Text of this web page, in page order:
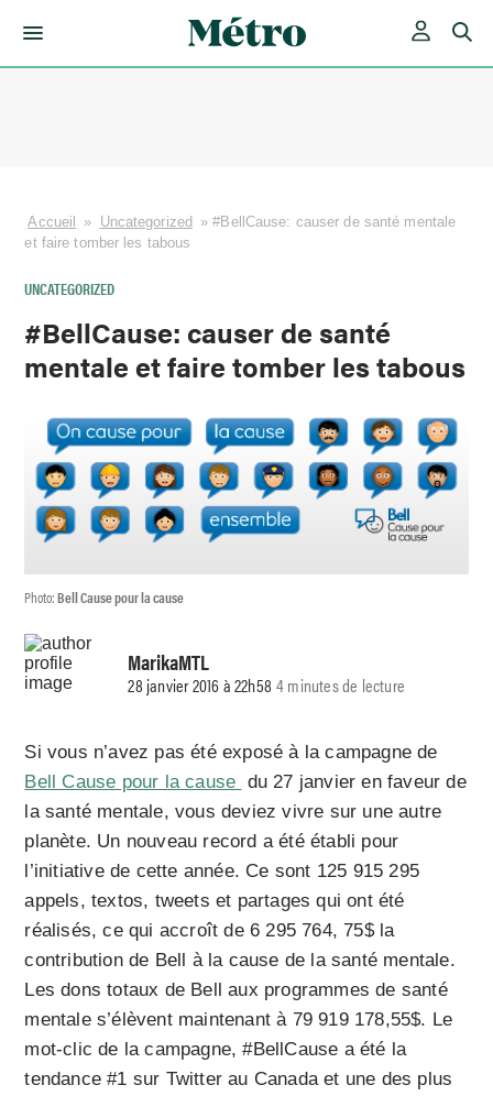
Accueil » Uncategorized »#BellCause: causer de santé mentale
et faire tomber les tabous
UNCATEGORIZED
#BellCause: causer de santé
mentale et faire tomber les tabous
Photo:Bell Cause pour la cause
MarikaMTL
28 janvier 2016 à 22h58 4 minutes de lecture
Si vous n’avez pas été exposé à la campagne de
Bell Cause pour la cause du 27 janvier en faveur de
la santé mentale, vous deviez vivre sur une autre
planète. Un nouveau record a été établi pour
l’initiative de cette année. Ce sont 125 915 295
appels, textos, tweets et partages qui ont été
réalisés, ce qui accroît de 6 295 764, 75$ la
contribution de Bell à la cause de la santé mentale.
Les dons totaux de Bell aux programmes de santé
mentale s’élèvent maintenant à 79 919 178,55$. Le
mot-clic de la campagne, #BellCause a été la
tendance #1 sur Twitter au Canada et une des plus